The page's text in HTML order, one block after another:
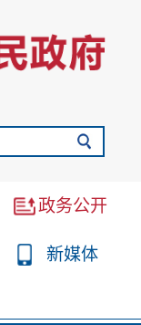
政务公开
新媒体